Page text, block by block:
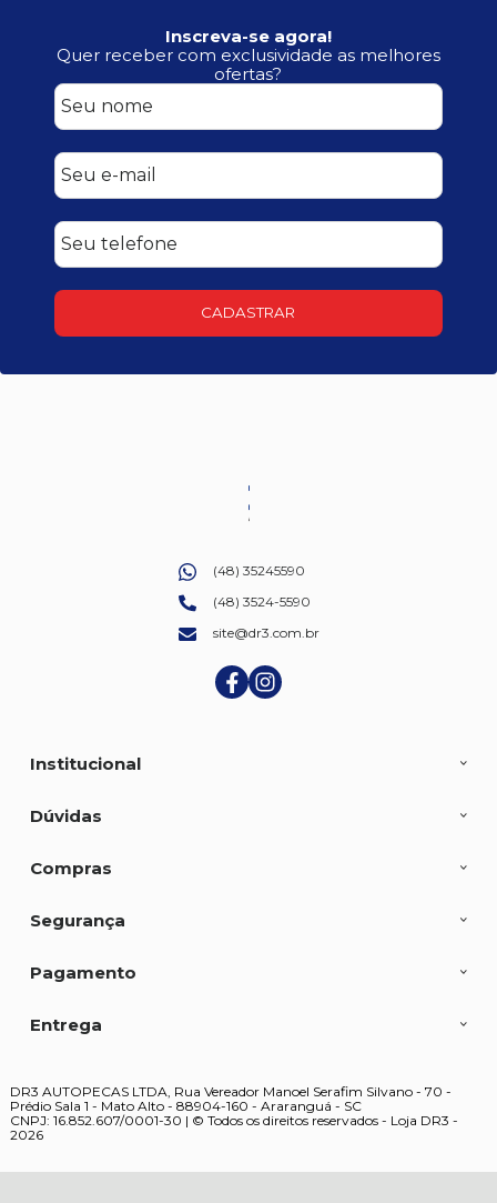
Inscreva-se agora!
Quer receber com exclusividade as melhores
ofertas?
CADASTRAR
(48) 35245590
(48) 3524-5590
site@dr3.com.br
Institucional
Dúvidas
Compras
Segurança
Pagamento
Entrega
DR3 AUTOPECAS LTDA, Rua Vereador Manoel Serafim Silvano - 70 -
Prédio Sala 1 - Mato Alto - 88904-160 - Araranguá - SC
CNPJ: 16.852.607/0001-30 | © Todos os direitos reservados - Loja DR3 -
2026